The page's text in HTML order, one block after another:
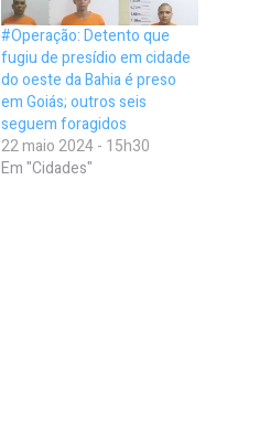
#Operação: Detento que
fugiu de presídio em cidade
do oeste da Bahia é preso
em Goiás; outros seis
seguem foragidos
22 maio 2024 - 15h30
Em "Cidades"